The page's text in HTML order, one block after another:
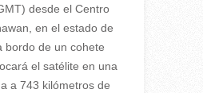
desde el Centro
en el estado de
bordo de un cohete
el satélite en una
a 743 kilómetros de